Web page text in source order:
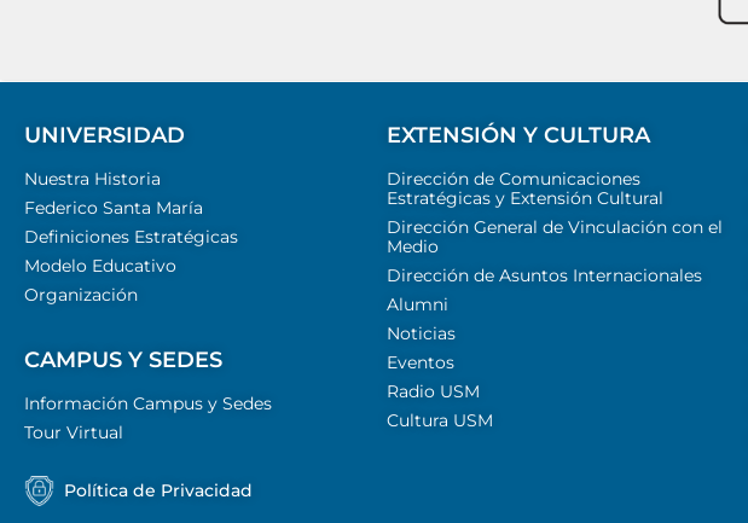
UNIVERSIDAD
Nuestra Historia
Federico Santa María
Definiciones Estratégicas
Modelo Educativo
Organización
CAMPUS Y SEDES
Información Campus y Sedes
Tour Virtual
Política de Privacidad
EXTENSIÓN Y CULTURA
Dirección de Comunicaciones
Estratégicas y Extensión Cultural
Dirección General de Vinculación con el
Medio
Dirección de Asuntos Internacionales
Alumni
Noticias
Eventos
Radio USM
Cultura USM